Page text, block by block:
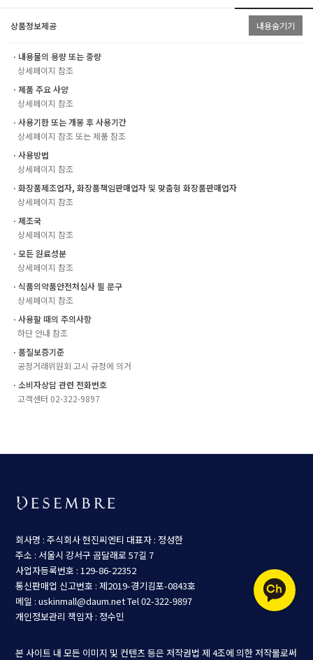
상품정보제공 내용숨기기
ㆍ내용물의 용량 또는 중량
상세페이지 참조
ㆍ제품 주요 사양
상세페이지 참조
ㆍ사용기한 또는 개봉 후 사용기간
상세페이지 참조 또는 제품 참조
ㆍ사용방법
상세페이지 참조
ㆍ화장품제조업자, 화장품책임판매업자 및 맞춤형 화장품판매업자
상세페이지 참조
ㆍ제조국
상세페이지 참조
ㆍ모든 원료성분
상세페이지 참조
ㆍ식품의약품안전처심사 필 문구
상세페이지 참조
ㆍ사용할 때의 주의사항
하단 안내 참조
ㆍ품질보증기준
공정거래위원회 고시 규정에 의거
ㆍ소비자상담 관련 전화번호
고객센터 02-322-9897
회사명 : 주식회사 현진씨엔티 대표자 : 정성한
주소 : 서울시 강서구 곰달래로 57길 7
사업자등록번호 : 129-86-22352
통신판매업 신고번호 : 제2019-경기김포-0843호
메일 : uskinmall@daum.netTel 02-322-9897
개인정보관리 책임자 : 정수민
본 사이트 내 모든 이미지 및 컨텐츠 등은 저작권법 제 4조에 의한 저작물로써